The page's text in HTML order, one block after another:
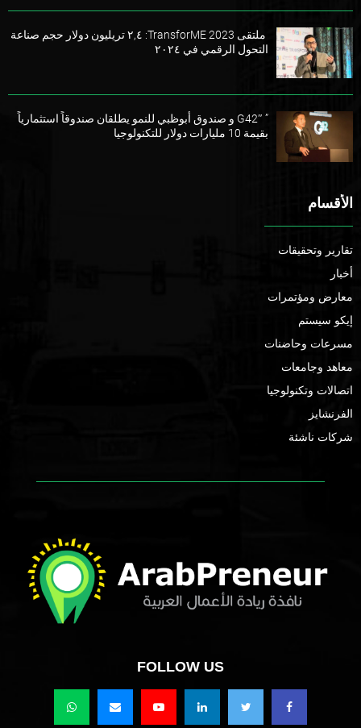
ملتقى TransforME 2023: ٢,٤ تريليون دولار حجم صناعة
التحول الرقمي في ٢٠٢٤
” G42″ و صندوق أبوظبي للنمو يطلقان صندوقاً استثمارياً
بقيمة 10 مليارات دولار للتكنولوجيا
الأقسام
تقارير وتحقيقات
أخبار
معارض ومؤتمرات
إيكو سيستم
مسرعات وحاضنات
معاهد وجامعات
اتصالات وتكنولوجيا
الفرنشايز
شركات ناشئة
FOLLOW US